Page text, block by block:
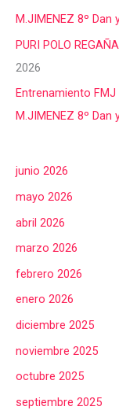
M.JIMENEZ 8º Dan
PURI POLO
2026
Entrenamiento
M.JIMENEZ 8º Dan
junio 2026
mayo 2026
abril 2026
marzo 2026
febrero 2026
enero 2026
diciembre 2025
noviembre 2025
octubre 2025
septiembre 2025